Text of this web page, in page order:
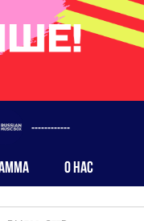
------------
О НАС